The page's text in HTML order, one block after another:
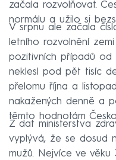
začala rozvolňovat.
normálu a užilo si
V srpnu ale začala
letního rozvolnění
pozitivních případů od
neklesl pod pět tisíc
přelomu října a
nakažených denně a
těmto hodnotám
Z dat ministerstva
vyplývá, že se dosud
mužů. Nejvíce ve